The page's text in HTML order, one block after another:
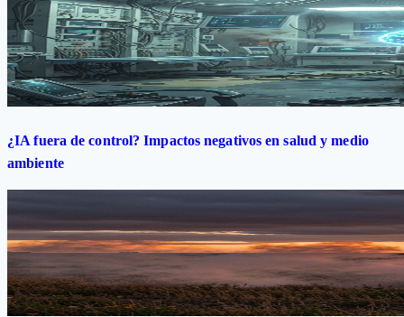
¿IA fuera de control? Impactos negativos en salud y medio
ambiente